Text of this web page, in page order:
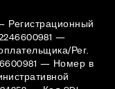
Регистрационный
—
Рег.
— Номер в